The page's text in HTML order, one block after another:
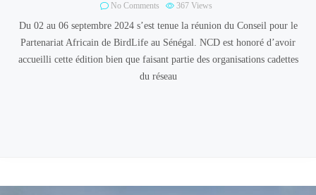
No Comments 367 Views
Du 02 au 06 septembre 2024 s’est tenue la réunion du Conseil pour le
Partenariat Africain de BirdLife au Sénégal. NCD est honoré d’avoir
accueilli cette édition bien que faisant partie des organisations cadettes
du réseau